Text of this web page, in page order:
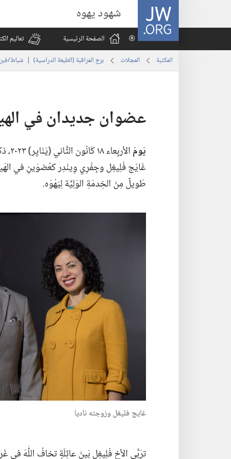
JW.ORG شهود يهوه
الصفحة الرئيسية
تعاليم
المكتبة المجلات برج المراقبة (‏الطبعة الدراسية)‏ | ‏‎شباط/فبراير‏ ‏‎٢٠٢٤‏
عضوان جديدان في
يَومَ
غَايْج فْلِيغِل وجِفْرِي وِينْدِر كعُضوَينِ في
طَويلٌ مِنَ الخِدمَةِ الوَلِيَّة لِيَهْوَه.‏
غايج فليغل وزوجته ناديا
ترَبَّى الأخ فْلِيغِل بَينَ عائِلَةٍ تخافُ اللّٰهَ في